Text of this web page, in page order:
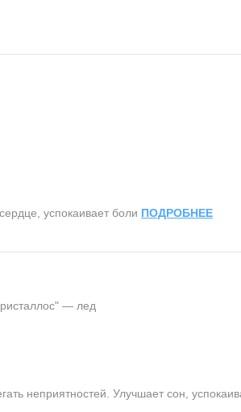
успокаивает боли ПОДРОБНЕЕ
— лед
неприятностей. Улучшает сон,